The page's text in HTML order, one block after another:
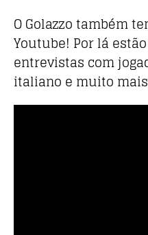
O Golazzo também
Youtube! Por lá
entrevistas com
italiano e muito